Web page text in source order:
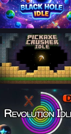
Black Hole Idle
Pickaxe Crusher Idle